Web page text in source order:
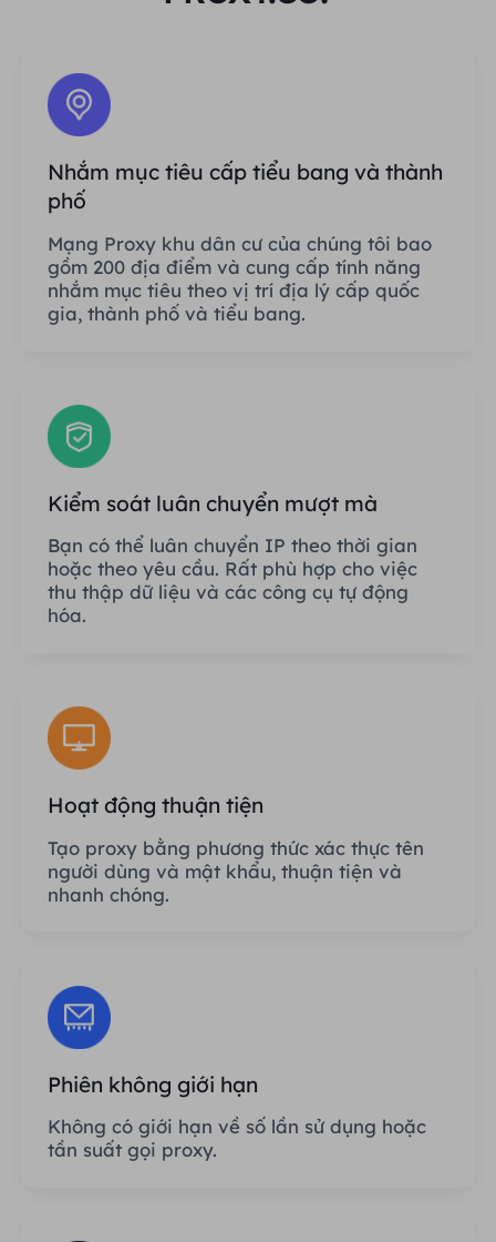
Nhắm mục tiêu cấp tiểu bang và thành
phố
Mạng Proxy khu dân cư của chúng tôi bao
gồm 200 địa điểm và cung cấp tính năng
nhắm mục tiêu theo vị trí địa lý cấp quốc
gia, thành phố và tiểu bang.
Kiểm soát luân chuyển mượt mà
Bạn có thể luân chuyển IP theo thời gian
hoặc theo yêu cầu. Rất phù hợp cho việc
thu thập dữ liệu và các công cụ tự động
hóa.
Hoạt động thuận tiện
Tạo proxy bằng phương thức xác thực tên
người dùng và mật khẩu, thuận tiện và
nhanh chóng.
Phiên không giới hạn
Không có giới hạn về số lần sử dụng hoặc
tần suất gọi proxy.